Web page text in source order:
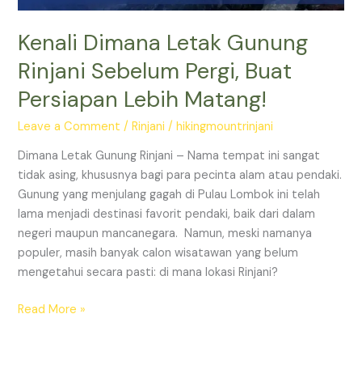
Kenali Dimana Letak Gunung
Rinjani Sebelum Pergi, Buat
Persiapan Lebih Matang!
Leave a Comment /Rinjani /hikingmountrinjani
Dimana Letak Gunung Rinjani – Nama tempat ini sangat
tidak asing, khususnya bagi para pecinta alam atau pendaki.
Gunung yang menjulang gagah di Pulau Lombok ini telah
lama menjadi destinasi favorit pendaki, baik dari dalam
negeri maupun mancanegara. Namun, meski namanya
populer, masih banyak calon wisatawan yang belum
mengetahui secara pasti: di mana lokasi Rinjani?
Lebih
Read More »